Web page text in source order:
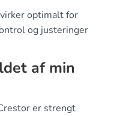
optimalt for
og justeringer
af min
er strengt